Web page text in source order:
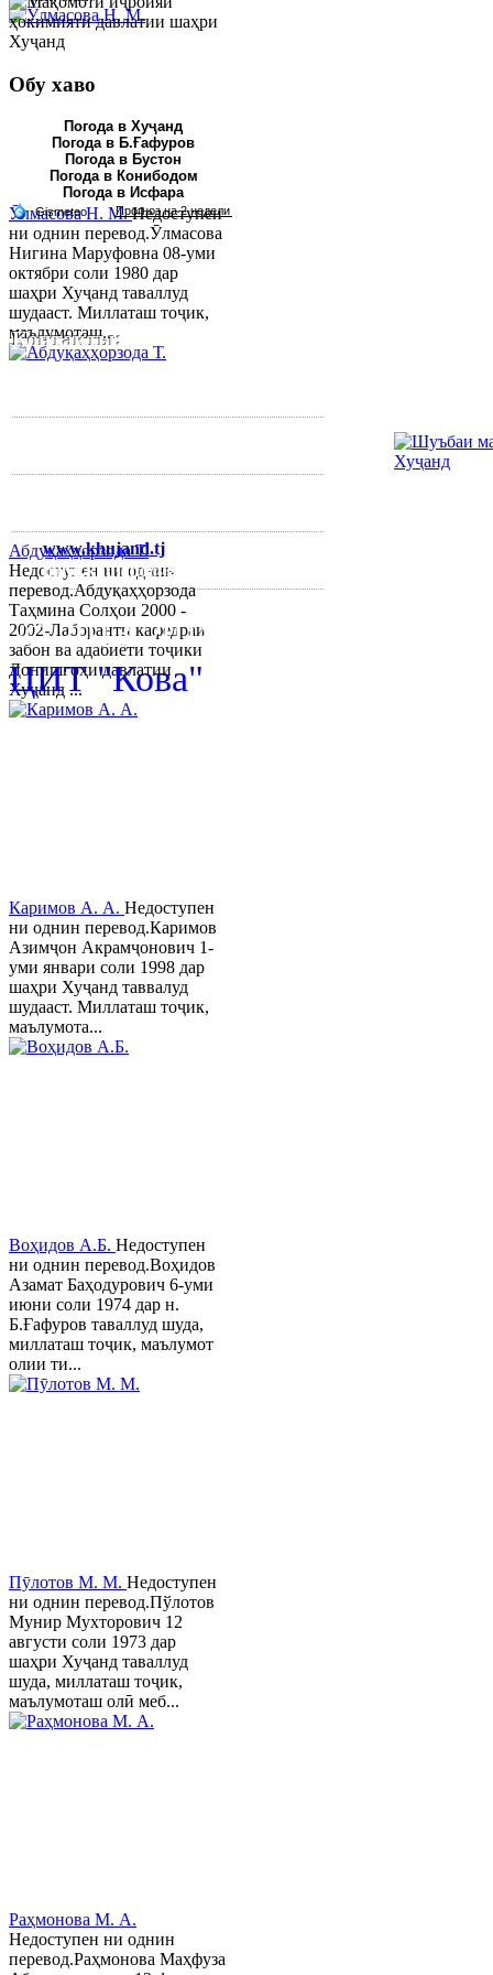
Ӯлмасова Н. М.Недоступен
ни однин перевод.Ӯлмасова
Нигина Маруфовна 08-уми
октябри соли 1980 дар
шаҳри Хуҷанд таваллуд
шудааст. Миллаташ тоҷик,
маълумоташ...
Абдуқаҳҳорзода Т.
Недоступен ни однин
перевод.Абдуқаҳҳорзода
Таҳмина Солҳои 2000 -
2002-Лаборанти кафедраи
забон ва адабиёти тоҷики
Донишгоҳи давлатии
Хуҷанд ...
Каримов А. А. Недоступен
ни однин перевод.Каримов
Азимҷон Акрамҷонович 1-
уми январи соли 1998 дар
шаҳри Хуҷанд таввалуд
шудааст. Миллаташ тоҷик,
маълумота...
Воҳидов А.Б. Недоступен
ни однин перевод.Воҳидов
Азамат Баҳодурович 6-уми
июни соли 1974 дар н.
Б.Ғафуров таваллуд шуда,
миллаташ тоҷик, маълумот
олии ти...
Пӯлотов М. М. Недоступен
ни однин перевод.Пўлотов
Мунир Мухторович 12
августи соли 1973 дар
шаҳри Хуҷанд таваллуд
шуда, миллаташ тоҷик,
маълумоташ олӣ меб...
Раҳмонова М. А.
Недоступен ни однин
перевод.Раҳмонова Маҳфуза
Обу хаво
Погода в Хуҷанд
Погода в Б.Ғафуров
Погода в Бустон
Погода в Конибодом
Погода в Исфара
Контакты:
www.khujand.tj
mihd.khujand@gmail.com
© 2013-2018 Разработчик и
ЦИТ "Кова"